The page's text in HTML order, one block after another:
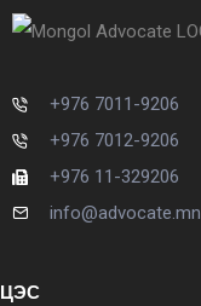
+976 7011-9206
+976 7012-9206
+976 11-329206
info@advocate.mn
ЦЭС